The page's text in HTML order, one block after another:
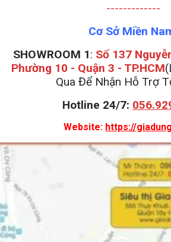
-------------
Cơ Sở Miền
SHOWROOM 1: Số 137
Phường 10 - Quận 3 - TP.HCM
Qua Để Nhận Hỗ Trợ
Hotline 24/7:
Website: https://